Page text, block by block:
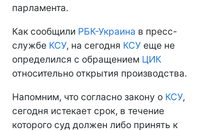
парламента.
Как сообщили РБК-Украина в пресс-
службе КСУ, на сегодня КСУ еще не
определился с обращением ЦИК
относительно открытия производства.
Напомним, что согласно закону о КСУ,
сегодня истекает срок, в течение
которого суд должен либо принять к